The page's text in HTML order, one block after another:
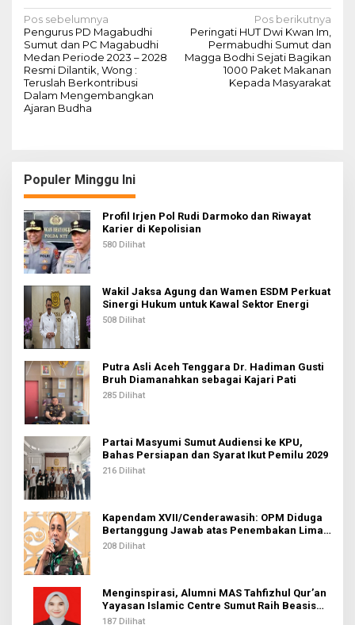
N
a
v
i
g
i
p
o
s
Pos sebelumnya
Pengurus PD Magabudhi
Sumut dan PC Magabudhi
Medan Periode 2023 – 2028
Resmi Dilantik, Wong :
Teruslah Berkontribusi
Dalam Mengembangkan
Ajaran Budha
Pos berikutnya
Peringati HUT Dwi Kwan Im,
Permabudhi Sumut dan
Magga Bodhi Sejati Bagikan
1000 Paket Makanan
Kepada Masyarakat
Populer Minggu Ini
Profil Irjen Pol Rudi Darmoko dan Riwayat
Karier di Kepolisian
580 Dilihat
Wakil Jaksa Agung dan Wamen ESDM Perkuat
Sinergi Hukum untuk Kawal Sektor Energi
508 Dilihat
Putra Asli Aceh Tenggara Dr. Hadiman Gusti
Bruh Diamanahkan sebagai Kajari Pati
285 Dilihat
Partai Masyumi Sumut Audiensi ke KPU,
Bahas Persiapan dan Syarat Ikut Pemilu 2029
216 Dilihat
Kapendam XVII/Cenderawasih: OPM Diduga
Bertanggung Jawab atas Penembakan Lima
Pekerja di Tolikara
208 Dilihat
Menginspirasi, Alumni MAS Tahfizhul Qur’an
Yayasan Islamic Centre Sumut Raih Beasiswa
BIB Kemenag
187 Dilihat